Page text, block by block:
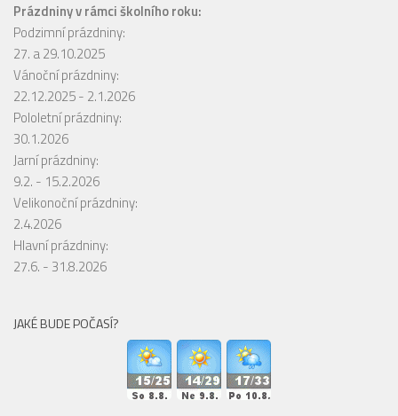
Prázdniny v rámci školního roku:
Podzimní prázdniny:
27. a 29.10.2025
Vánoční prázdniny:
22.12.2025 - 2.1.2026
Pololetní prázdniny:
30.1.2026
Jarní prázdniny:
9.2. - 15.2.2026
Velikonoční prázdniny:
2.4.2026
Hlavní prázdniny:
27.6. - 31.8.2026
JAKÉ BUDE POČASÍ?